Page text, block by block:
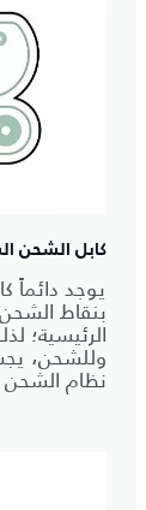
كابل الشحن
يوجد دائماً
بنقاط
الرئيسية؛
وللشحن،
نظام